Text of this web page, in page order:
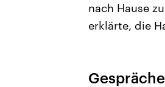
nach Hause
erklärte, die